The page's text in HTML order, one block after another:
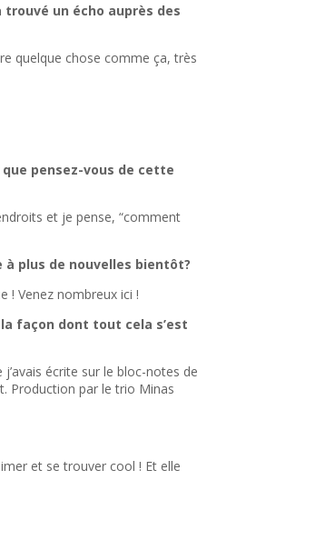
un écho auprès des
quelque chose comme ça, très
pensez-vous de cette
et je pense, “comment
plus de nouvelles bientôt?
! Venez nombreux ici !
façon dont tout cela s’est
écrite sur le bloc-notes de
Production par le trio Minas
et se trouver cool ! Et elle